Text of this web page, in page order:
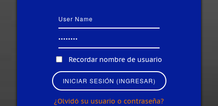
Recordar nombre de usuario
¿Olvidó su usuario o contraseña?